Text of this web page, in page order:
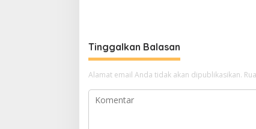
Tinggalkan Balasan
Alamat email Anda tidak akan dipublikasikan.